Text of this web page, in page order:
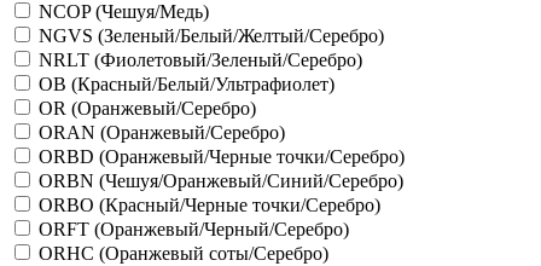
NCOP (Чешуя/Медь)
NGVS (Зеленый/Белый/Желтый/Серебро)
NRLT (Фиолетовый/Зеленый/Серебро)
OB (Красный/Белый/Ультрафиолет)
OR (Оранжевый/Серебро)
ORAN (Оранжевый/Серебро)
ORBD (Оранжевый/Черные точки/Серебро)
ORBN (Чешуя/Оранжевый/Синий/Серебро)
ORBO (Красный/Черные точки/Серебро)
ORFT (Оранжевый/Черный/Серебро)
ORHC (Оранжевый соты/Серебро)